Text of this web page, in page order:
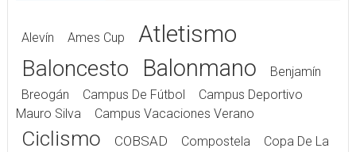
Alevín Ames Cup Atletismo
Baloncesto Balonmano
Benjamín
Breogán
Campus De Fútbol
Campus Deportivo
Mauro Silva
Campus Vacaciones Verano
Ciclismo COBSAD Compostela
Copa De La